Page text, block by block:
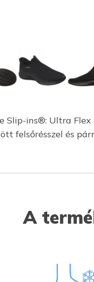
Slip-ins®: Ultra
felsőrésszel és
A